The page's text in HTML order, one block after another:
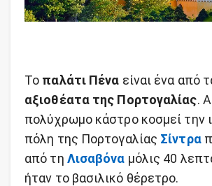
Το παλάτι Πένα είναι ένα από
αξιοθέατα της Πορτογαλίας.
πολύχρωμο κάστρο κοσμεί την
πόλη της Πορτογαλίας Σίντρα
από τη Λισαβόνα μόλις 40
ήταν το βασιλικό θέρετρο.